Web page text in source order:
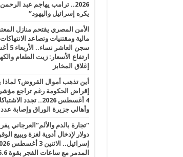
2026.. ترامب يهاجم عبد
يكره إسرائيل واليهود”
الأمن المصري يقتحم منازل
مالية ومقتنيات وتصاعد
ارتفاع الأسعار: زيت الطعام
إغلاق المخابز
أين تذهب أموال القروض؟
إقراض الحكومة رغم تراجع
4 أغسطس 2026.. تجدد
وأهالي جزيرة الوراق وإصابة
دولار لإدخال أدوية لغزة ويبيع